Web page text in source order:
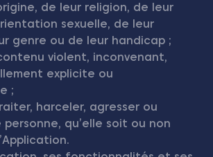
de leur religion, de leur
sexuelle, de leur
genre ou de leur handicap ;
violent, inconvenant,
explicite ou
;
harceler, agresser ou
qu’elle soit ou non